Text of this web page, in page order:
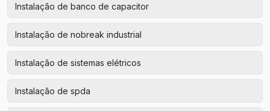
Instalação de banco de capacitor
Instalação de nobreak industrial
Instalação de sistemas elétricos
Instalação de spda